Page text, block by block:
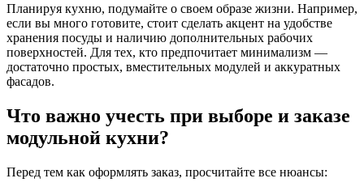
Планируя кухню, подумайте о своем образе жизни. Например,
если вы много готовите, стоит сделать акцент на удобстве
хранения посуды и наличию дополнительных рабочих
поверхностей. Для тех, кто предпочитает минимализм —
достаточно простых, вместительных модулей и аккуратных
фасадов.
Что важно учесть при выборе и заказе
модульной кухни?
Перед тем как оформлять заказ, просчитайте все нюансы: